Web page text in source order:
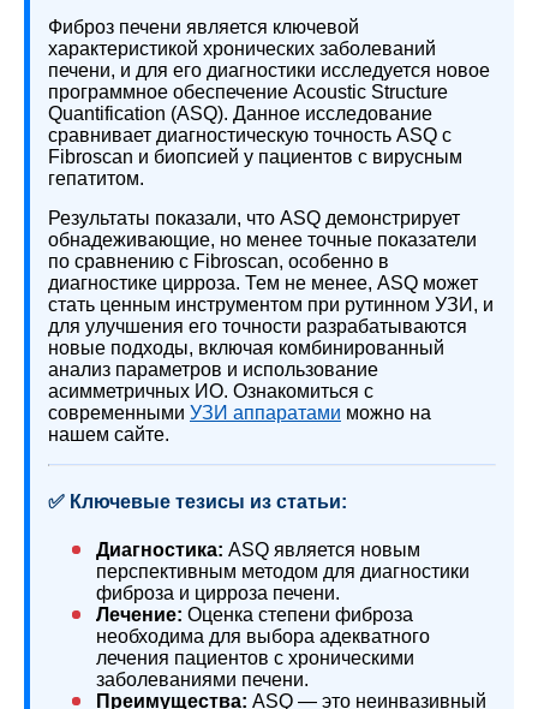
Фиброз печени является ключевой
характеристикой хронических заболеваний
печени, и для его диагностики исследуется новое
программное обеспечение Acoustic Structure
Quantification (ASQ). Данное исследование
сравнивает диагностическую точность ASQ с
Fibroscan и биопсией у пациентов с вирусным
гепатитом.
Результаты показали, что ASQ демонстрирует
обнадеживающие, но менее точные показатели
по сравнению с Fibroscan, особенно в
диагностике цирроза. Тем не менее, ASQ может
стать ценным инструментом при рутинном УЗИ, и
для улучшения его точности разрабатываются
новые подходы, включая комбинированный
анализ параметров и использование
асимметричных ИО. Ознакомиться с
современными УЗИ аппаратами можно на
нашем сайте.
✅ Ключевые тезисы из статьи:
Диагностика: ASQ является новым
перспективным методом для диагностики
фиброза и цирроза печени.
Лечение: Оценка степени фиброза
необходима для выбора адекватного
лечения пациентов с хроническими
заболеваниями печени.
Преимущества: ASQ — это неинвазивный